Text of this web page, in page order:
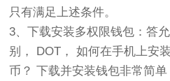
只有满足上述条件。
3、下载安装多权限钱包：答
别， DOT， 如何在手机上安
币？ 下载并安装钱包非常简